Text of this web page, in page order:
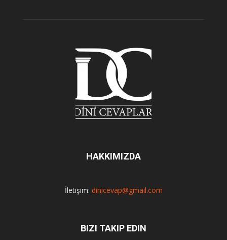
HAKKIMIZDA
İletişim: dinicevap@gmail.com
BIZI TAKIP EDIN